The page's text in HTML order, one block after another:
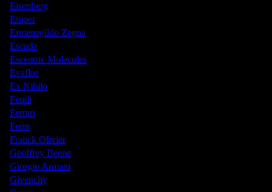
Eisenberg
Emper
Ermenegildo Zegna
Escada
Escentric Molecules
Evaflor
Ex Nihilo
Fendi
Ferrari
Ferre
Franck Olivier
Geoffrey Beene
Giorgio Armani
Givenchy